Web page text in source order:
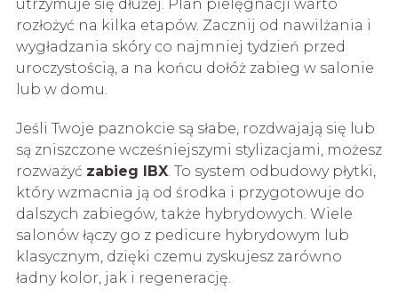
utrzymuje się dłużej. Plan pielęgnacji warto
rozłożyć na kilka etapów. Zacznij od nawilżania i
wygładzania skóry co najmniej tydzień przed
uroczystością, a na końcu dołóż zabieg w salonie
lub w domu.
Jeśli Twoje paznokcie są słabe, rozdwajają się lub
są zniszczone wcześniejszymi stylizacjami, możesz
rozważyć zabieg IBX. To system odbudowy płytki,
który wzmacnia ją od środka i przygotowuje do
dalszych zabiegów, także hybrydowych. Wiele
salonów łączy go z pedicure hybrydowym lub
klasycznym, dzięki czemu zyskujesz zarówno
ładny kolor, jak i regenerację.